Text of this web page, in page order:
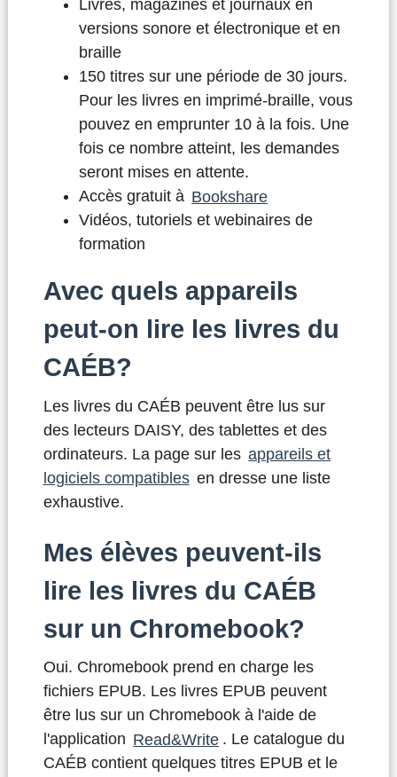
Livres, magazines et journaux en
versions sonore et électronique et en
braille
150 titres sur une période de 30 jours.
Pour les livres en imprimé-braille, vous
pouvez en emprunter 10 à la fois. Une
fois ce nombre atteint, les demandes
seront mises en attente.
Accès gratuit à Bookshare
Vidéos, tutoriels et webinaires de
formation
Avec quels appareils
peut-on lire les livres du
CAÉB?
Les livres du CAÉB peuvent être lus sur
des lecteurs DAISY, des tablettes et des
ordinateurs. La page sur les appareils et
logiciels compatibles en dresse une liste
exhaustive.
Mes élèves peuvent-ils
lire les livres du CAÉB
sur un Chromebook?
Oui. Chromebook prend en charge les
fichiers EPUB. Les livres EPUB peuvent
être lus sur un Chromebook à l'aide de
l'application Read&Write . Le catalogue du
CAÉB contient quelques titres EPUB et le